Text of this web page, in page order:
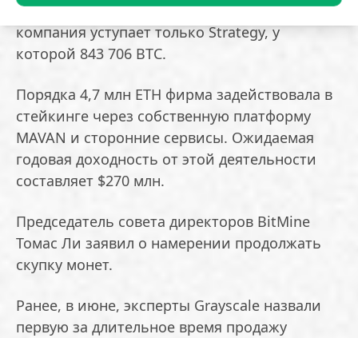
мировом рейтинге крипторезервов
компания уступает только Strategy, у
которой 843 706 BTC.
Порядка 4,7 млн ETH фирма задействовала в
стейкинге через собственную платформу
MAVAN и сторонние сервисы. Ожидаемая
годовая доходность от этой деятельности
составляет $270 млн.
Председатель совета директоров BitMine
Томас Ли заявил о намерении продолжать
скупку монет.
Ранее, в июне, эксперты Grayscale назвали
первую за длительное время продажу